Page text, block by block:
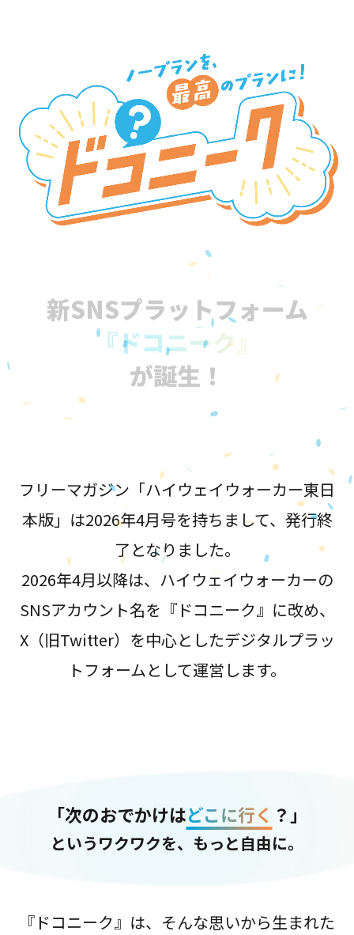
新SNSプラットフォーム
『ドコニーク』
が誕生！
フリーマガジン「ハイウェイウォーカー東日
本版」は2026年4月号を持ちまして、発行終
了となりました。
2026年4月以降は、ハイウェイウォーカーの
SNSアカウント名を『ドコニーク』に改め、
X（旧Twitter）を中心としたデジタルプラッ
トフォームとして運営します。
「次のおでかけはどこに行く ？」
というワクワクを、もっと自由に。
『ドコニーク』は、そんな思いから生まれた